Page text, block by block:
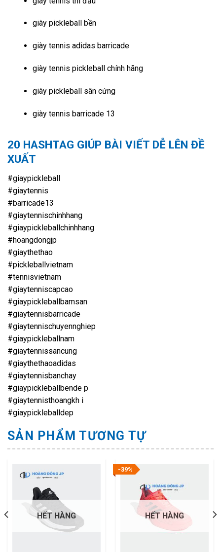
giày pickleball bền
giày tennis adidas barricade
giày tennis pickleball chính hãng
giày pickleball sân cứng
giày tennis barricade 13
20 HASHTAG GIÚP BÀI VIẾT DỄ LÊN ĐỀ
XUẤT
#giaypickleball
#giaytennis
#barricade13
#giaytennischinhhang
#giaypickleballchinhhang
#hoangdongjp
#giaythethao
#pickleballvietnam
#tennisvietnam
#giaytenniscapcao
#giaypickleballbamsan
#giaytennisbarricade
#giaytennischuyennghiep
#giaypickleballnam
#giaytennissancung
#giaythethaoadidas
#giaytennisbanchay
#giaypickleballbende p
#giaytennisthoangkh i
#giaypickleballdep
SẢN PHẨM TƯƠNG TỰ
HẾT HÀNG
-39%
HẾT HÀNG